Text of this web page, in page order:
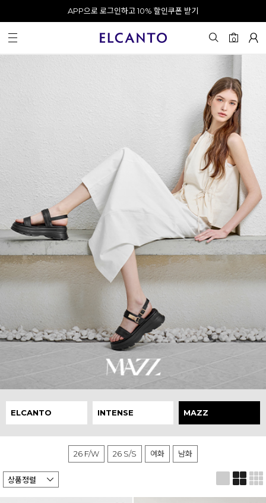
오전 10시 이전 결제 완료 시 오늘 출발!
0
ELCANTO INTENSE MAZZ
26 F/W 26 S/S 여화 남화